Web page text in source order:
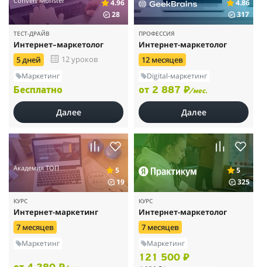
4.96
28
ТЕСТ-ДРАЙВ
Интернет–маркетолог
5 дней
12 уроков
Маркетинг
Бесплатно
Далее
4.86
317
ПРОФЕССИЯ
Интернет-маркетолог
12 месяцев
Digital-маркетинг
от 2 887 ₽/мес.
Далее
Академия ТОП
5
19
КУРС
Интернет-маркетинг
7 месяцев
Маркетинг
5
325
КУРС
Интернет-маркетолог
7 месяцев
Маркетинг
121 500 ₽